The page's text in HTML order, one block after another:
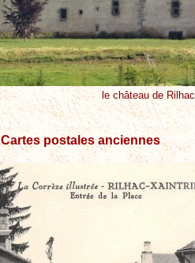
le château de Rilhac
Cartes postales anciennes